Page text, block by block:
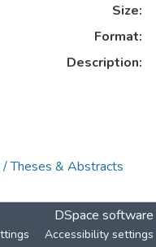
Size:
Format:
Description:
& Abstracts
DSpace software
Accessibility settings